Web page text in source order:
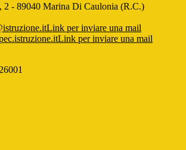
2 - 89040 Marina Di Caulonia (R.C.)
Link per inviare una mail
Link per inviare una mail